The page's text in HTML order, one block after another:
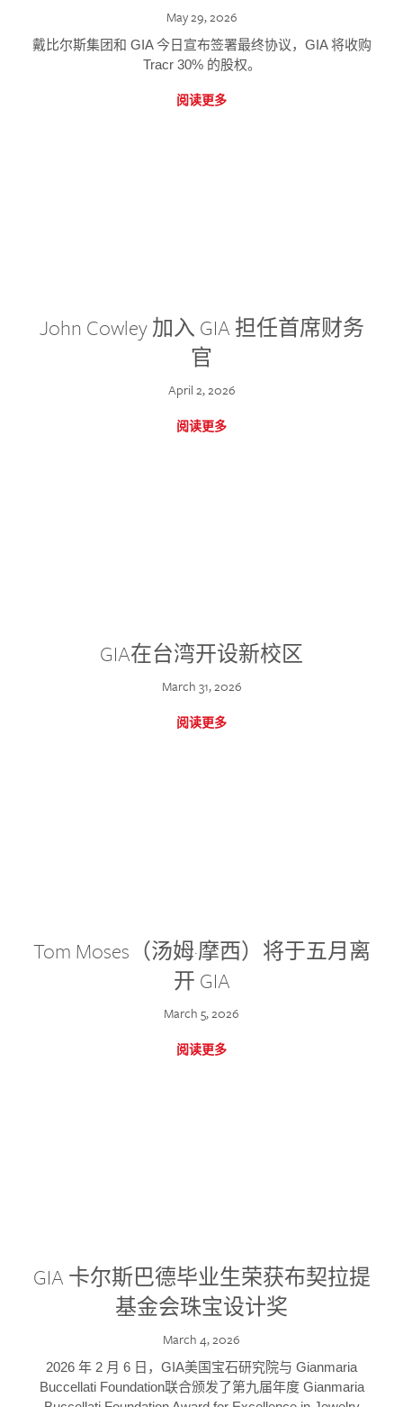
May 29, 2026
戴比尔斯集团和 GIA 今日宣布签署最终协议，GIA 将收购
Tracr 30% 的股权。
阅读更多
John Cowley 加入 GIA 担任首席财务
官
April 2, 2026
阅读更多
GIA在台湾开设新校区
March 31, 2026
阅读更多
Tom Moses（汤姆·摩西）将于五月离
开 GIA
March 5, 2026
阅读更多
GIA 卡尔斯巴德毕业生荣获布契拉提
基金会珠宝设计奖
March 4, 2026
2026 年 2 月 6 日，GIA美国宝石研究院与 Gianmaria
Buccellati Foundation联合颁发了第九届年度 Gianmaria